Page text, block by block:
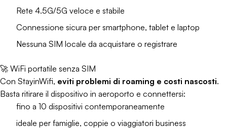
Rete 4.5G/5G veloce e stabile
Connessione sicura per smartphone, tablet e laptop
Nessuna SIM locale da acquistare o registrare
🚀 WiFi portatile senza SIM
Con StayinWifi, eviti problemi di roaming e costi nascosti.
Basta ritirare il dispositivo in aeroporto e connettersi:
fino a 10 dispositivi contemporaneamente
ideale per famiglie, coppie o viaggiatori business